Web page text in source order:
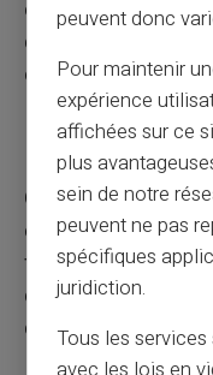
obséquio, um
de aniversário,
oculto… (confira
Preciso assinar
O cartão pré-pago
enviado a sua
for aceite. A
cartão faz-se
do cartão ou
peuvent donc
Pour maintenir
expérience
affichées sur ce
plus
sein de notre
peuvent ne pas
spécifiques
juridiction.
Tous les